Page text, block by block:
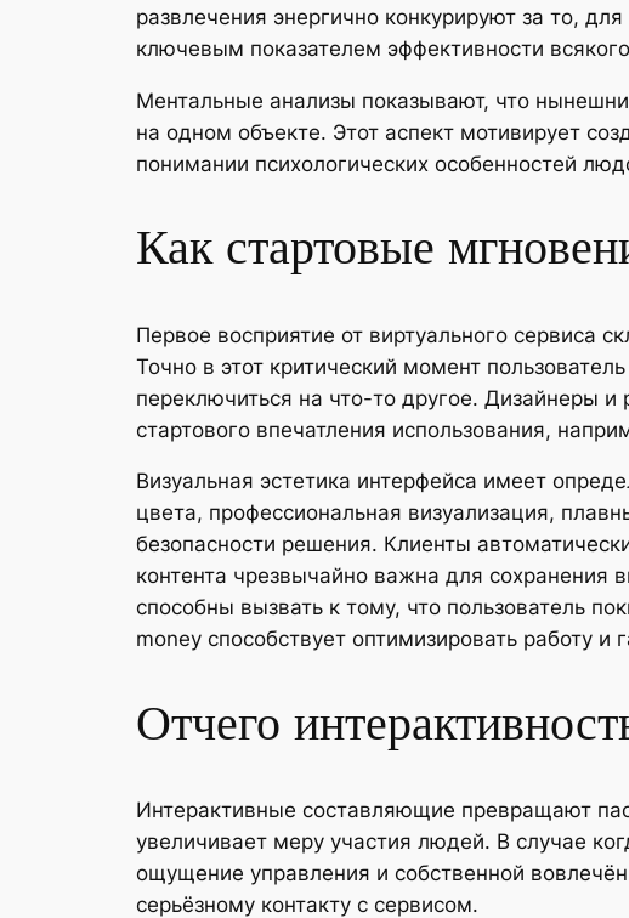
развлечения энергично конкурируют за то,
ключевым показателем эффективности
Ментальные анализы показывают, что
на одном объекте. Этот аспект мотивирует
понимании психологических особенностей
Как стартовые
Первое восприятие от виртуального сервиса
Точно в этот критический момент
переключиться на что-то другое. Дизайнеры
стартового впечатления использования,
Визуальная эстетика интерфейса имеет
цвета, профессиональная визуализация,
безопасности решения. Клиенты
контента чрезвычайно важна для сохранения
способны вызвать к тому, что пользователь
money способствует оптимизировать работу
Отчего
Интерактивные составляющие превращают
увеличивает меру участия людей. В случае
ощущение управления и собственной
серьёзному контакту с сервисом.